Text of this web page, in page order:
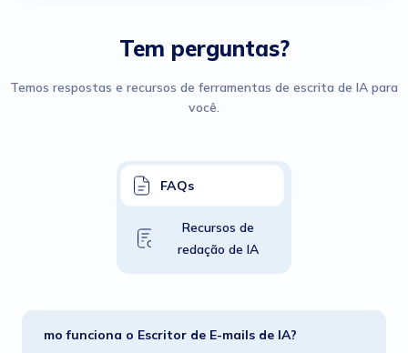
Tem perguntas?
Temos respostas e recursos de ferramentas de escrita de IA para
você.
FAQs
Recursos de
redação de IA
mo funciona o Escritor de E-mails de IA?